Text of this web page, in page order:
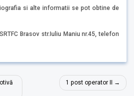
si alte informatii se pot obtine de
Brasov str.Iuliu Maniu nr.45, telefon
1 post operator II